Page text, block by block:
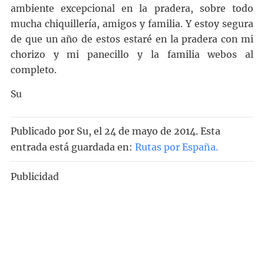
ambiente excepcional en la pradera, sobre todo
mucha chiquillería, amigos y familia. Y estoy segura
de que un año de estos estaré en la pradera con mi
chorizo y mi panecillo y la familia webos al
completo.
Su
Publicado por Su, el 24 de mayo de 2014. Esta
entrada está guardada en: Rutas por España.
Publicidad